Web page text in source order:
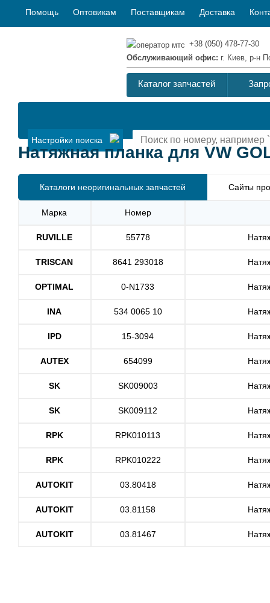
Помощь Оптовикам Поставщикам Доставка
+38 (050) 478-77-30
Обслуживающий офис: г. Киев, р-н
Каталог запчастей
Настройки поиска
Натяжная планка для VW
Каталоги неоригинальных запчастей Сайты
Марка Номер
RUVILLE 55778
TRISCAN 8641 293018
OPTIMAL 0-N1733
INA 534 0065 10
IPD 15-3094
AUTEX 654099
SK SK009003
SK SK009112
RPK RPK010113
RPK RPK010222
AUTOKIT 03.80418
AUTOKIT 03.81158
AUTOKIT 03.81467